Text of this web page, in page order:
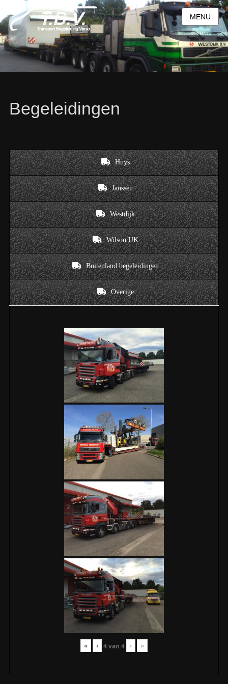
MENU
Begeleidingen
Huys
Janssen
Westdijk
Wilson UK
Buitenland begeleidingen
Overige
« ‹ 4van 4 › »